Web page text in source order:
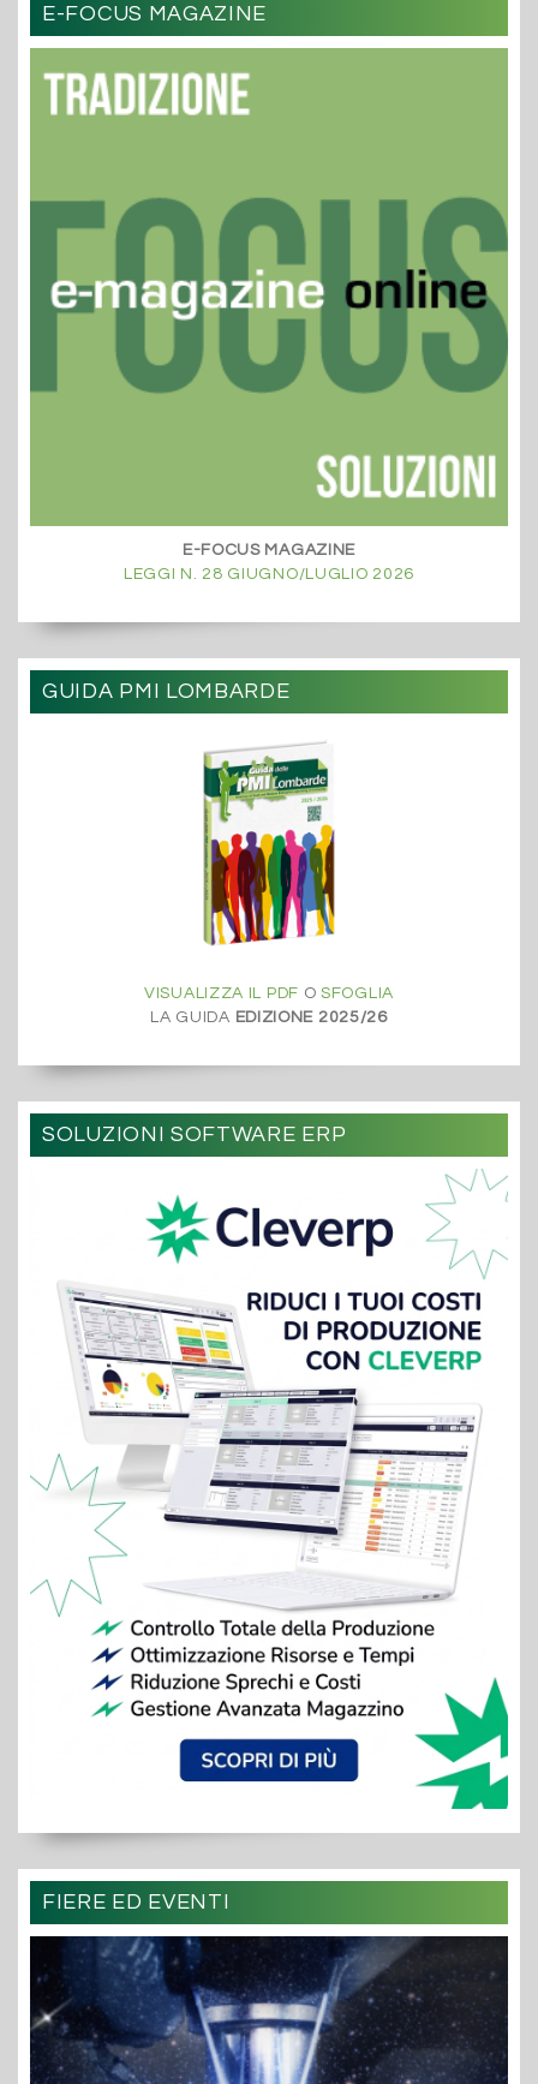
E-FOCUS MAGAZINE
E-FOCUS MAGAZINE
LEGGI N. 28 GIUGNO/LUGLIO 2026
GUIDA PMI LOMBARDE
VISUALIZZA IL PDF OSFOGLIA
LA GUIDA EDIZIONE 2025/26
SOLUZIONI SOFTWARE ERP
FIERE ED EVENTI